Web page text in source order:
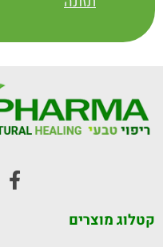
קטלוג מוצרים